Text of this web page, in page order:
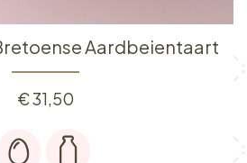
Aardbeientaart
€31,50